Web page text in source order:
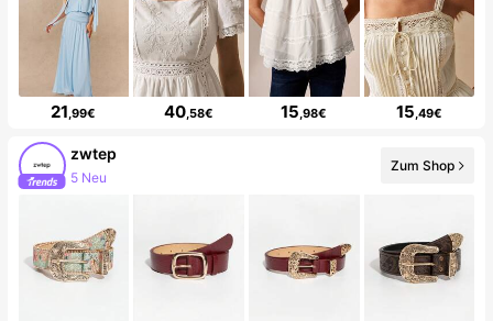
21 ,99€ 40 ,58€ 15 ,98€ 15 ,49€
zwtep
5 Neu
Zum Shop